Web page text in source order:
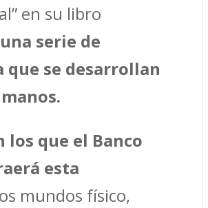
en su libro
serie de
que se desarrollan
los que el Banco
esta
mundos físico,